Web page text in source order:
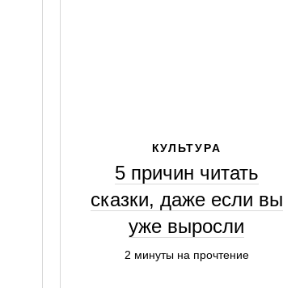
КУЛЬТУРА
5 причин читать
сказки, даже если вы
уже выросли
2 минуты на прочтение